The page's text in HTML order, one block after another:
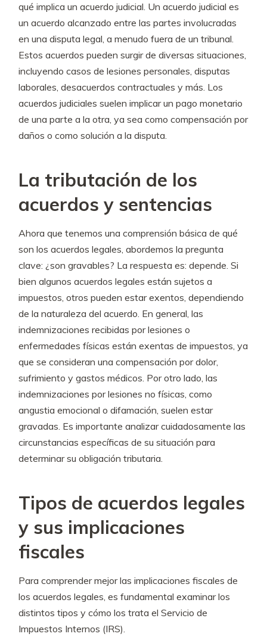
qué implica un acuerdo judicial. Un acuerdo judicial es
un acuerdo alcanzado entre las partes involucradas
en una disputa legal, a menudo fuera de un tribunal.
Estos acuerdos pueden surgir de diversas situaciones,
incluyendo casos de lesiones personales, disputas
laborales, desacuerdos contractuales y más. Los
acuerdos judiciales suelen implicar un pago monetario
de una parte a la otra, ya sea como compensación por
daños o como solución a la disputa.
La tributación de los
acuerdos y sentencias
Ahora que tenemos una comprensión básica de qué
son los acuerdos legales, abordemos la pregunta
clave: ¿son gravables? La respuesta es: depende. Si
bien algunos acuerdos legales están sujetos a
impuestos, otros pueden estar exentos, dependiendo
de la naturaleza del acuerdo. En general, las
indemnizaciones recibidas por lesiones o
enfermedades físicas están exentas de impuestos, ya
que se consideran una compensación por dolor,
sufrimiento y gastos médicos. Por otro lado, las
indemnizaciones por lesiones no físicas, como
angustia emocional o difamación, suelen estar
gravadas. Es importante analizar cuidadosamente las
circunstancias específicas de su situación para
determinar su obligación tributaria.
Tipos de acuerdos legales
y sus implicaciones
fiscales
Para comprender mejor las implicaciones fiscales de
los acuerdos legales, es fundamental examinar los
distintos tipos y cómo los trata el Servicio de
Impuestos Internos (IRS).